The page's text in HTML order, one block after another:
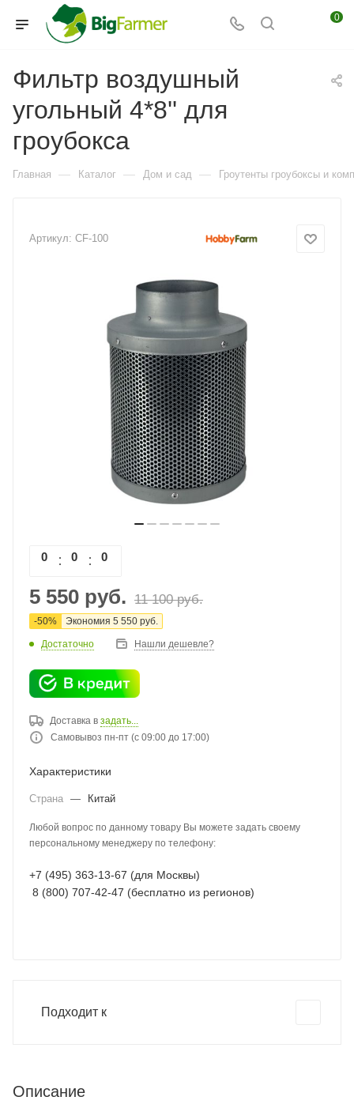
0
Фильтр воздушный
угольный 4*8'' для
гроубокса
Главная — Каталог — Дом и сад — Гроутенты гроубоксы и
Артикул: CF-100
0 0 0
5 550 руб. 11 100руб.
-50% Экономия 5 550 руб.
Достаточно Нашли дешевле?
Доставка в задать...
Самовывоз пн-пт (с 09:00 до 17:00)
Характеристики
Страна — Китай
Любой вопрос по данному товару Вы можете задать своему
персональному менеджеру по телефону:
+7 (495) 363-13-67 (для Москвы)
8 (800) 707-42-47 (бесплатно из регионов)
Подходит к
Описание